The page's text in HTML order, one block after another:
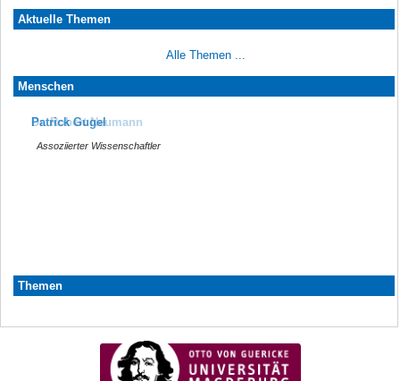
Aktuelle Themen
Alle Themen ...
Menschen
Patrick Gugel
Assoziierter Wissenschaftler
Dr. Robert Neumann
Assoziierter Wissenschaftler
Themen